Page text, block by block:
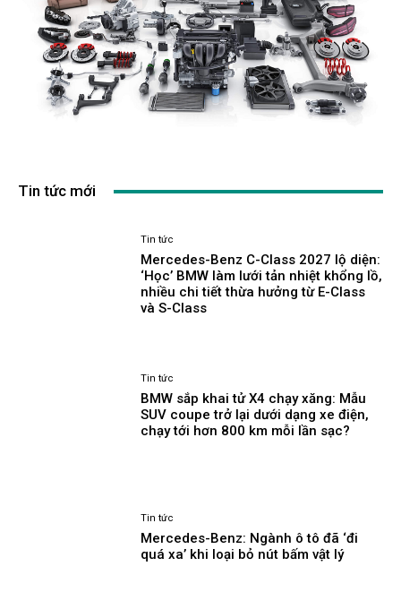
Tin tức mới
Tin tức
Mercedes-Benz C-Class 2027 lộ diện:
‘Học’ BMW làm lưới tản nhiệt khổng lồ,
nhiều chi tiết thừa hưởng từ E-Class
và S-Class
Tin tức
BMW sắp khai tử X4 chạy xăng: Mẫu
SUV coupe trở lại dưới dạng xe điện,
chạy tới hơn 800 km mỗi lần sạc?
Tin tức
Mercedes-Benz: Ngành ô tô đã ‘đi
quá xa’ khi loại bỏ nút bấm vật lý